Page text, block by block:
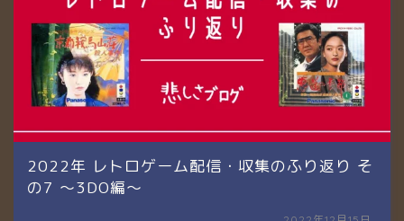
2022年 レトロゲーム配信・収集のふり返り そ
の7 〜3DO編〜